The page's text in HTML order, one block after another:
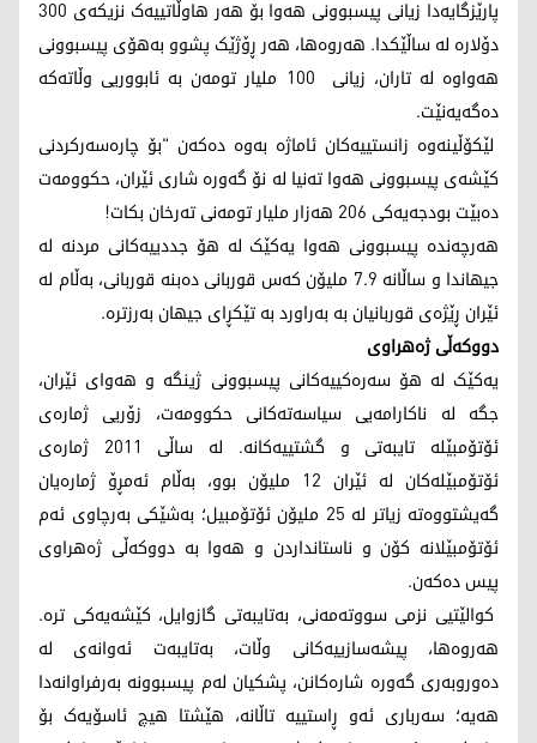
پارێزگایەدا زیانی پیسبوونی هەوا بۆ هەر هاوڵاتییەک نزیکەی 300
دۆلارە لە ساڵێکدا. هەروەها، هەر ڕۆژێک پشوو بەهۆی پیسبوونی
هەواوە لە تاران، زیانی 100 ملیار تومەن بە ئابووریی وڵاتەکە
دەگەیەنێت.
لێکۆڵینەوە زانستییەکان ئاماژە بەوە دەکەن "بۆ چارەسەرکردنی
کێشەی پیسبوونی هەوا تەنیا لە نۆ گەورە شاری ئێران، حکوومەت
دەبێت بودجەیەکی 206 هەزار ملیار تومەنی تەرخان بکات!
هەرچەندە پیسبوونی هەوا یەکێک لە هۆ جددییەکانی مردنە لە
جیهاندا و ساڵانە 7.9 ملیۆن کەس قوربانی دەبنە قوربانی، بەڵام لە
ئێران ڕێژەی قوربانیان بە بەراورد بە تێکڕای جیهان بەرزترە.
دووکەڵی ژەهراوی
یەکێک لە هۆ سەرەکییەکانی پیسبوونی ژینگە و هەوای ئێران،
جگە لە ناکارامەیی سیاسەتەکانی حکوومەت، زۆریی ژمارەی
ئۆتۆمبێلە تایبەتی و گشتییەکانە. لە ساڵی 2011 ژمارەی
ئۆتۆمبێلەکان لە ئێران 12 ملیۆن بوو، بەڵام ئەمڕۆ ژمارەیان
گەیشتووەتە زیاتر لە 25 ملیۆن ئۆتۆمبیل؛ بەشێکی بەرچاوی ئەم
ئۆتۆمبێلانە کۆن و ناستانداردن و هەوا بە دووکەڵی ژەهراوی
پیس دەکەن.
کوالێتیی نزمی سووتەمەنی، بەتایبەتی گازوایل، کێشەیەکی ترە.
هەروەها، پیشەسازییەکانی وڵات، بەتایبەت ئەوانەی لە
دەوروبەری گەورە شارەکانن، پشکیان لەم پیسبوونە بەرفراوانەدا
هەیە؛ سەرباری ئەو ڕاستییە تاڵانە، هێشتا هیچ ئاسۆیەک بۆ